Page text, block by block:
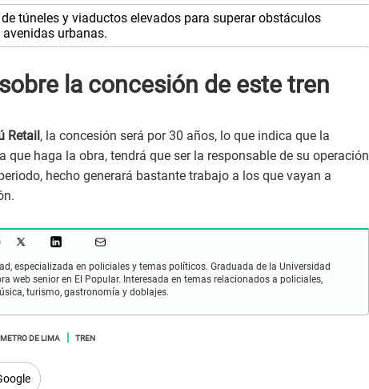
túneles y viaductos elevados para superar obstáculos
urbanas.
la concesión de este tren
Retail, la concesión será por 30 años, lo que indica que la
que haga la obra, tendrá que ser la responsable de su operación
hecho generará bastante trabajo a los que vayan a
especializada en policiales y temas políticos. Graduada de la Universidad
web senior en El Popular. Interesada en temas relacionados a policiales,
turismo, gastronomía y doblajes.
DE LIMA TREN